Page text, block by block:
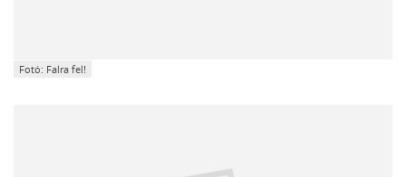
Fotó: Falra fel!